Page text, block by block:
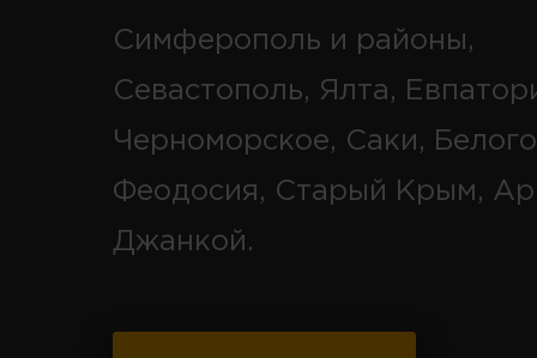
Симферополь и районы,
Севастополь, Ялта,
Черноморское, Саки,
Феодосия, Старый Крым,
Джанкой.